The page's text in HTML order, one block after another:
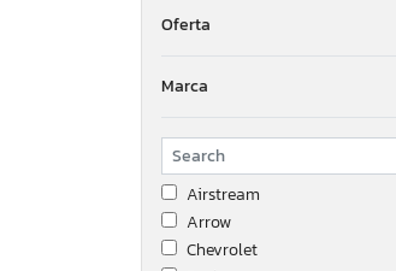
Oferta
Marca
Airstream
Arrow
Chevrolet